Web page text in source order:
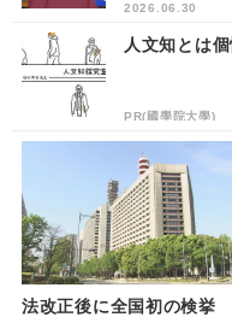
2026.06.30
人文知とは
PR(國學院大學)
法改正後に全国初の検挙